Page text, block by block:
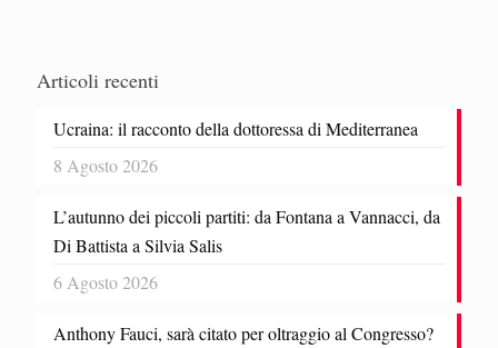
Articoli recenti
Ucraina: il racconto della dottoressa di Mediterranea
8 Agosto 2026
L’autunno dei piccoli partiti: da Fontana a Vannacci, da
Di Battista a Silvia Salis
6 Agosto 2026
Anthony Fauci, sarà citato per oltraggio al Congresso?